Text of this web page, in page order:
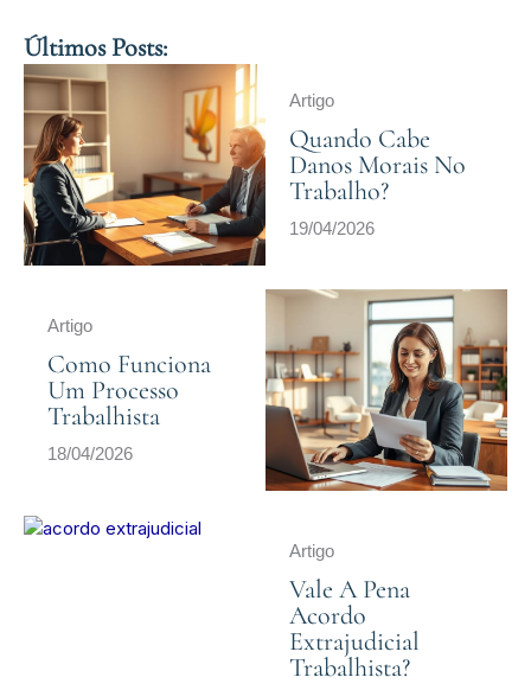
Últimos Posts:
Artigo
Quando Cabe
Danos Morais No
Trabalho?
19/04/2026
Artigo
Como Funciona
Um Processo
Trabalhista
18/04/2026
Artigo
Vale A Pena
Acordo
Extrajudicial
Trabalhista?